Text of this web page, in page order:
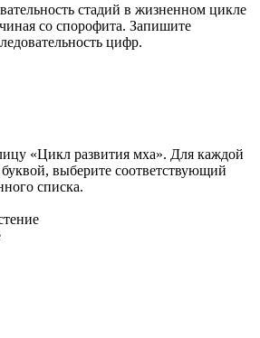
стадий в жизненном цикле
со спорофита. Запишите
цифр.
«Цикл развития мха». Для каждой
выберите соответствующий
списка.